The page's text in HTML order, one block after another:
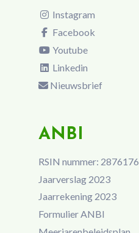
Instagram
Facebook
Youtube
Linkedin
Nieuwsbrief
ANBI
RSIN nummer: 2876176
Jaarverslag 2023
Jaarrekening 2023
Formulier ANBI